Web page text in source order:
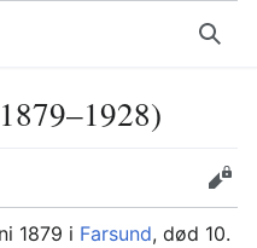
Søk
Rediger
1879 i Farsund, død 10.